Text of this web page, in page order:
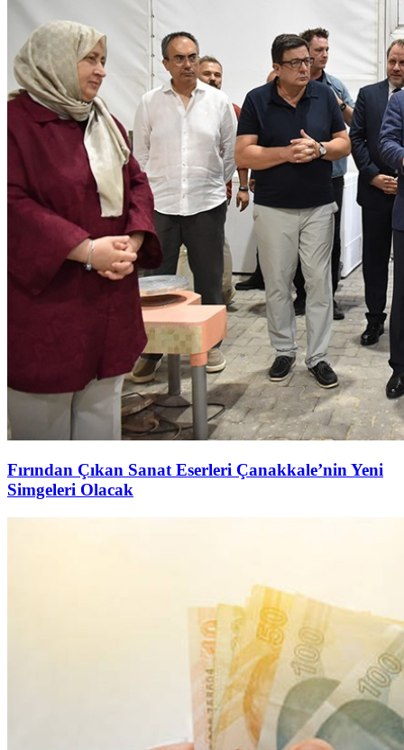
Fırından Çıkan Sanat Eserleri Çanakkale’nin Yeni
Simgeleri Olacak